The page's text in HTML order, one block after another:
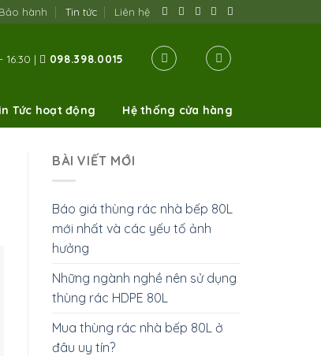
Bảo hành Tin tức Liên hệ
16:30 | 098.398.0015
Tức hoạt động Hệ thống cửa hàng
BÀI VIẾT MỚI
Báo giá thùng rác nhà bếp 80L
mới nhất và các yếu tố ảnh
hưởng
Những ngành nghề nên sử dụng
thùng rác HDPE 80L
Mua thùng rác nhà bếp 80L ở
đâu uy tín?